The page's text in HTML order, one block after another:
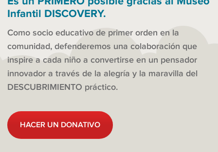
Infantil DISCOVERY.
Como socio educativo de primer orden en la
comunidad, defenderemos una colaboración que
inspire a cada niño a convertirse en un pensador
innovador a través de la alegría y la maravilla del
DESCUBRIMIENTO práctico.
HACER UN DONATIVO